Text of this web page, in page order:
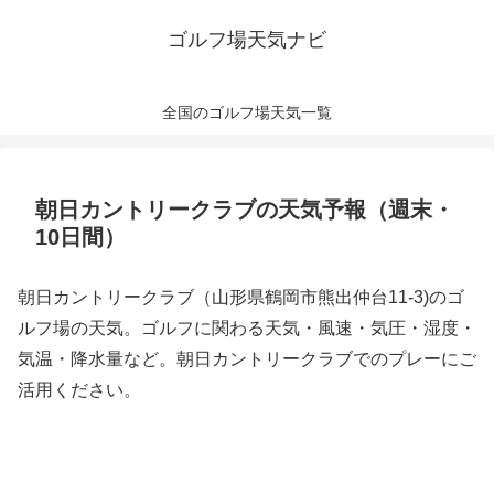
ゴルフ場天気ナビ
全国のゴルフ場天気一覧
朝日カントリークラブの天気予報（週末・
10日間）
朝日カントリークラブ（山形県鶴岡市熊出仲台11-3)のゴ
ルフ場の天気。ゴルフに関わる天気・風速・気圧・湿度・
気温・降水量など。朝日カントリークラブでのプレーにご
活用ください。